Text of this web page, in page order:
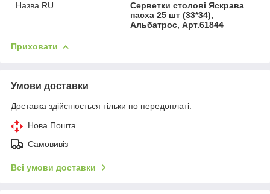
Назва RU
Серветки столові Яскрава
пасха 25 шт (33*34),
Альбатрос, Арт.61844
Приховати
Умови доставки
Доставка здійснюється тільки по передоплаті.
Нова Пошта
Самовивіз
Всі умови доставки